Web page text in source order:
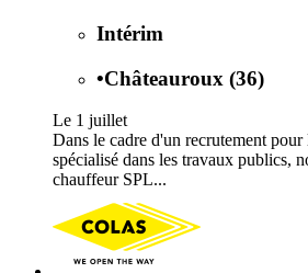
Intérim
•Châteauroux (36)
Le 1 juillet
Dans le cadre d'un recrutement
spécialisé dans les travaux publics,
chauffeur SPL...